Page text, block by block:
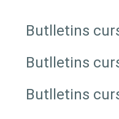
Butlletins
Butlletins
Butlletins